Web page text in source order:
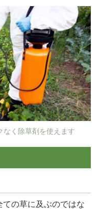
なく除草剤を使えます
の草に及ぶのではな